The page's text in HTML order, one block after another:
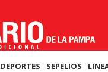
DEPORTES SEPELIOS